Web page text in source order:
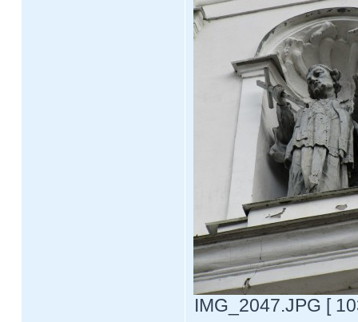
IMG_2047.JPG [